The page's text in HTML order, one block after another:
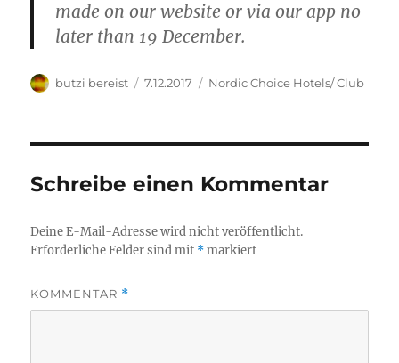
made on our website or via our app no
later than 19 December.
Autor
butzi bereist
Veröffentlicht
7.12.2017 Kategorien
Nordic Choice Hotels/ Club
Schreibe einen Kommentar
Deine E-Mail-Adresse wird nicht veröffentlicht.
Erforderliche Felder sind mit *markiert
KOMMENTAR *